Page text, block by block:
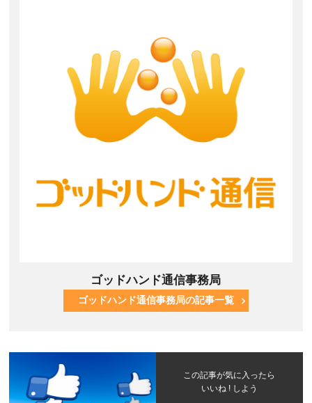
ゴッドハンド通信事務局
ゴッドハンド通信事務局の記事一覧
この記事が気に入ったら
いいね ! しよう